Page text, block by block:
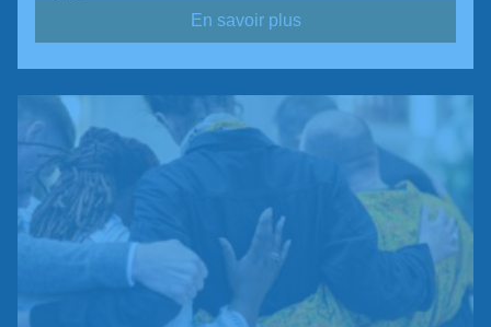
En savoir plus